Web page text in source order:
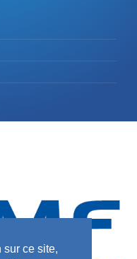
sur ce site,